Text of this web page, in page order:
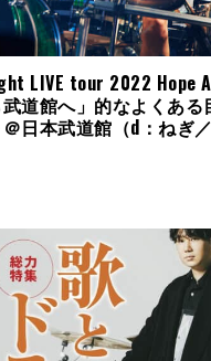
LIVE tour 2022 Hope
道館へ」的なよくある
日本武道館（d：ねぎ／